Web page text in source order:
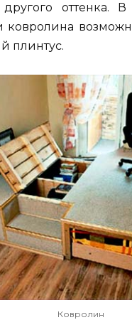
оттенка. В
плинтус.
Ковролин